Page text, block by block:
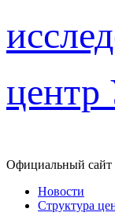
Официальный сайт
Новости
Структура